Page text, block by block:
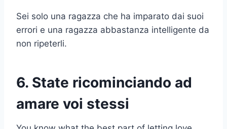
Sei solo una ragazza che ha imparato dai suoi
errori e una ragazza abbastanza intelligente da
non ripeterli.
6. State ricominciando ad
amare voi stessi